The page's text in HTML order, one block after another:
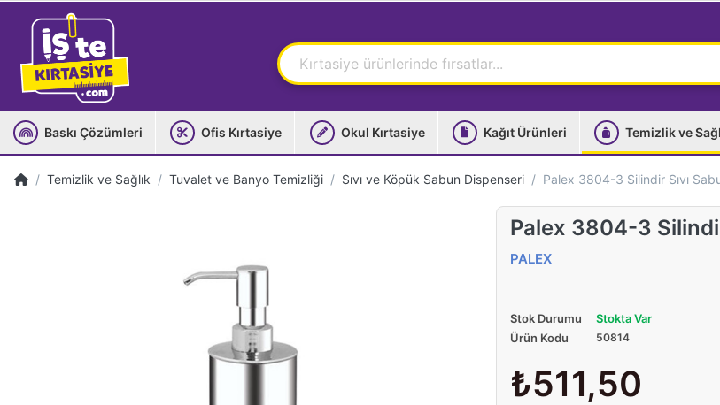
Baskı Çözümleri Ofis Kırtasiye Okul Kırtasiye Kağıt Ürünleri Temizlik ve
Temizlik ve Sağlık Tuvalet ve Banyo Temizliği Sıvı ve Köpük Sabun Dispenseri Palex 3804-3 Silindir Sıvı
Palex 3804-3
PALEX
Stok Durumu
Stokta Var
Ürün Kodu
50814
₺511,50